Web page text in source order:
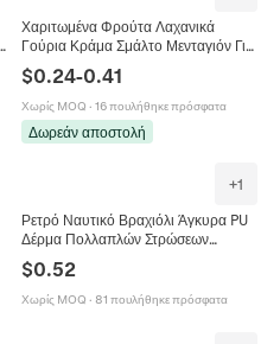
Χαριτωμένα Φρούτα Λαχανικά
Γούρια Κράμα Σμάλτο Μενταγιόν Για
Κατασκευή Κοσμημάτων Πολύχρωμα
Στυλ
$0.24-0.41
Χωρίς MOQ · 16 πουλήθηκε πρόσφατα
Δωρεάν αποστολή
+1
Ρετρό Ναυτικό Βραχιόλι Άγκυρα PU
Δέρμα Πολλαπλών Στρώσεων
Βραχιόλι Περιτύλιξης Κράμα Στυλ
Πάνκ Vintage Για Άνδρες Γυναίκες
$0.52
Χωρίς MOQ · 81 πουλήθηκε πρόσφατα